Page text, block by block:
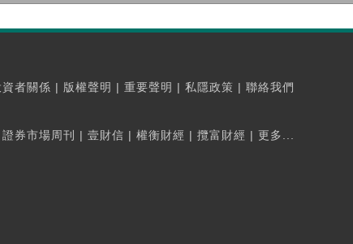
資者關係 | 版權聲明 | 重要聲明 | 私隱政策 | 聯絡我們
證券市場周刊 | 壹財信 | 權衡財經 | 攬富財經 | 更多...